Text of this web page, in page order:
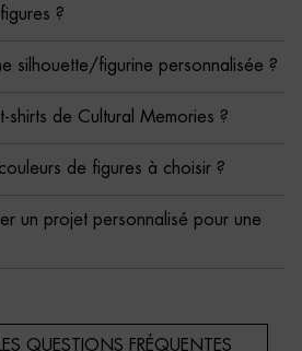
?
silhouette/figurine personnalisée ?
shirts de Cultural Memories ?
de figures à choisir ?
un projet personnalisé pour une
QUESTIONS FRÉQUENTES